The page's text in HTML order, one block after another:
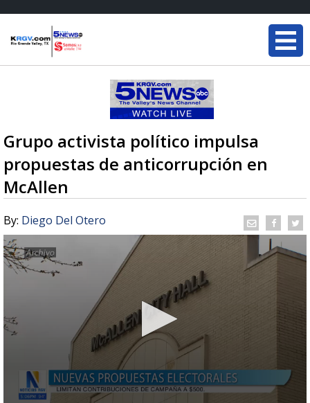
Grupo activista político impulsa
propuestas de anticorrupción en
McAllen
By: Diego Del Otero